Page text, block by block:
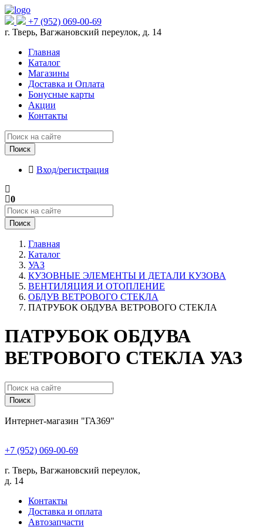
+7 (952) 069-00-69
г. Тверь, Вагжановский переулок, д. 14
Главная
Каталог
Магазины
Доставка и Оплата
Бонусные карты
Акции
Контакты
Поиск
Вход/регистрация
0
Поиск
Главная
Каталог
УАЗ
КУЗОВНЫЕ ЭЛЕМЕНТЫ И ДЕТАЛИ КУЗОВА
ВЕНТИЛЯЦИЯ И ОТОПЛЕНИЕ
ОБДУВ ВЕТРОВОГО СТЕКЛА
ПАТРУБОК ОБДУВА ВЕТРОВОГО СТЕКЛА
ПАТРУБОК ОБДУВА
ВЕТРОВОГО СТЕКЛА УАЗ
Поиск
Интернет-магазин "ГАЗ69"
+7 (952) 069-00-69
г. Тверь, Вагжановский переулок,
д. 14
Контакты
Доставка и оплата
Автозапчасти